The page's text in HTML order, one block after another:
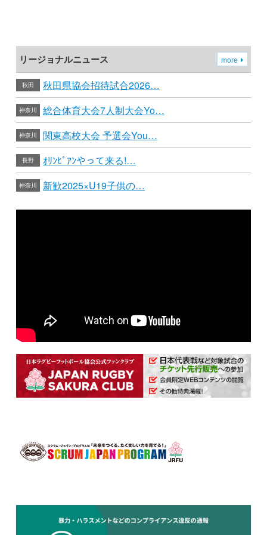
リージョナルニュース more
秋田 秋田県協会招待試合2026…
神奈川 総合体育大会7人制大会Yo…
神奈川 関東高校大会 予選会You…
長野 ｵﾘﾝﾋﾟｱﾝやって来る!…
神奈川 新歓2025×U19子供の…